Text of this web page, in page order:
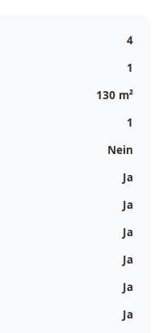
4
1
130 m²
1
Nein
Ja
Ja
Ja
Ja
Ja
Ja